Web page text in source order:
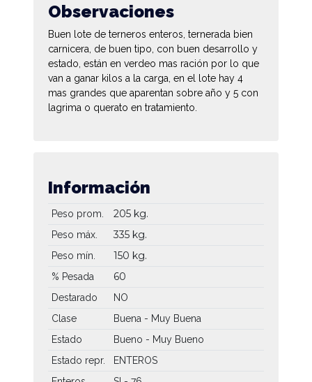
Observaciones
Buen lote de terneros enteros, ternerada bien
carnicera, de buen tipo, con buen desarrollo y
estado, están en verdeo mas ración por lo que
van a ganar kilos a la carga, en el lote hay 4
mas grandes que aparentan sobre año y 5 con
lagrima o querato en tratamiento.
Información
Peso prom. 205 kg.
Peso máx. 335 kg.
Peso mín. 150 kg.
% Pesada 60
Destarado
NO
Clase
Buena - Muy Buena
Estado
Bueno - Muy Bueno
Estado repr.
ENTEROS